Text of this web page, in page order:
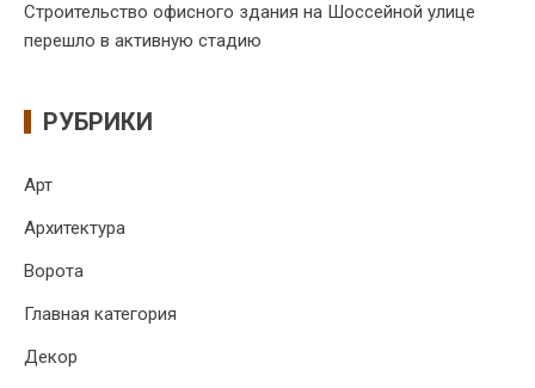
Строительство офисного здания на Шоссейной улице
перешло в активную стадию
РУБРИКИ
Арт
Архитектура
Ворота
Главная категория
Декор